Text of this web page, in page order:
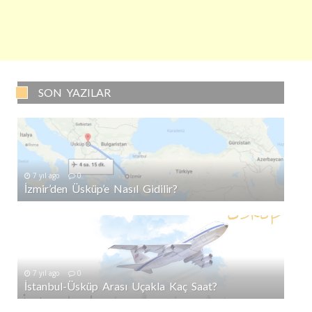
SON YAZILAR
7 yıl ago 0
İzmir’den Üsküp’e Nasıl Gidilir?
7 yıl ago 0
İstanbul-Üsküp Arası Uçakla Kaç Saat?